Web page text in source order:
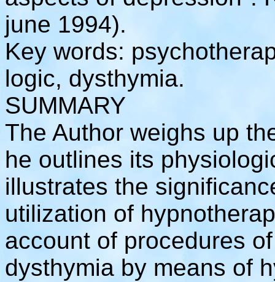
june 1994).
Key words:
logic, dysthymia.
SUMMARY
The Author weighs up
he outlines its
illustrates the
utilization of
account of procedures
dysthymia by means of